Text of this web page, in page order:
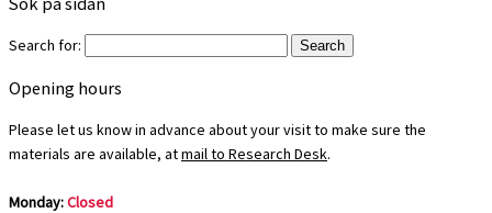
Search for:
Opening hours
Please let us know in advance about your visit to make sure the
materials are available, atmail to Research Desk.
Monday:Closed